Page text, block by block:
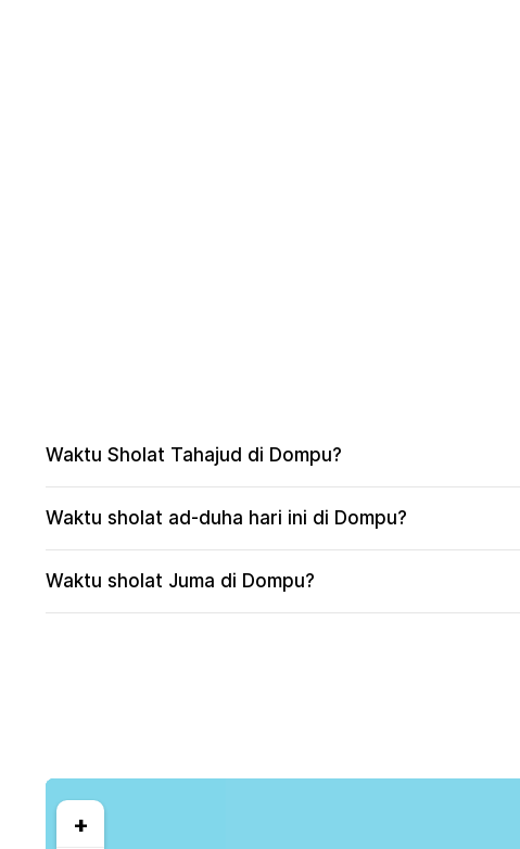
Waktu Sholat Tahajud di Dompu?
Waktu sholat ad-duha hari ini di Dompu?
Waktu sholat Juma di Dompu?
+